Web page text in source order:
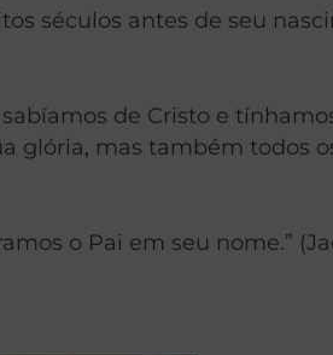
séculos antes de seu
de Cristo e
glória, mas também todos
o Pai em seu nome.”